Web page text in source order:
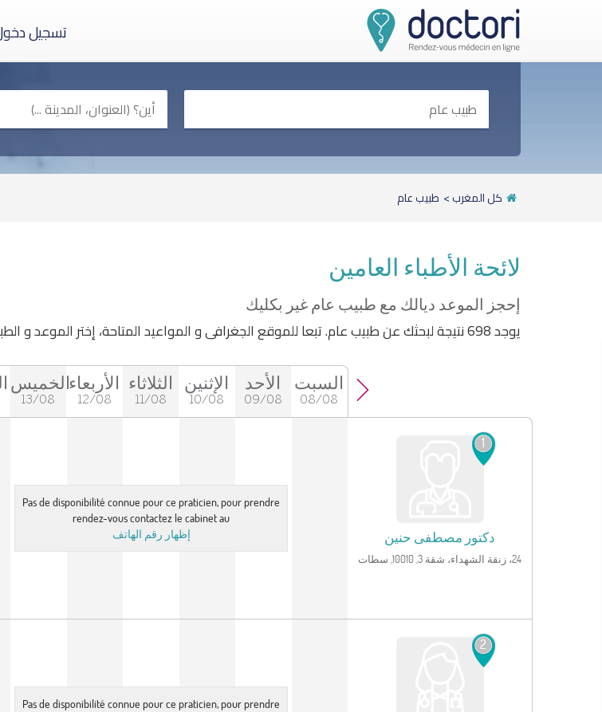
تسجيل
كل المغرب> طبيب عام
لائحة الأطباء العامين
إحجز الموعد ديالك مع طبيب عام غير بكليك
يوجد 698 نتيجة لبحثك عن طبيب عام. تبعا للموقع الجغرافي و المواعيد المتاحة، إختر الموعد و الطبيب المناسب لك.
السبت
08/08
الأحد
09/08
الإثنين
10/08
الثلاثاء
11/08
الأربعاء
12/08
الخميس
13/08
1
دكتور مصطفى حنين
24، زنقة الشهداء، شقة 3, 10010, سطات‎
Pas de disponibilité connue pour ce praticien, pour prendre
rendez-vous contactez le cabinet au
إظهار رقم الهاتف
2
Pas de disponibilité connue pour ce praticien, pour prendre